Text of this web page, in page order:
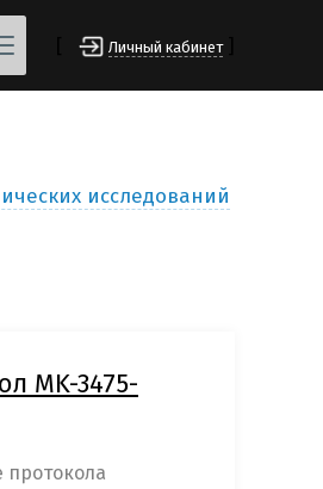
Личный кабинет
исследований
MK-3475-
протокола